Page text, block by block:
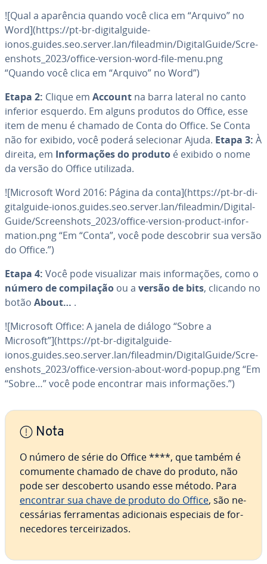
![Qual a aparência quando você clica em “Arquivo” no
Word](https://pt-br-di­gi­tal­guide-
ionos.guides.seo.server.lan/fileadmin/Di­gi­tal­Guide/Scre­
enshots_2023/office-version-word-file-menu.png
“Quando você clica em “Arquivo” no Word”)
Etapa 2: Clique em Account na barra lateral no canto
inferior esquerdo. Em alguns produtos do Office, esse
item de menu é chamado de Conta do Office. Se Conta
não for exibido, você poderá se­le­ci­o­nar Ajuda. Etapa 3: À
direita, em In­for­ma­ções do produto é exibido o nome
da versão do Office utilizada.
![Microsoft Word 2016: Página da conta](https://pt-br-di­
gi­tal­guide-ionos.guides.seo.server.lan/fileadmin/Di­gi­tal­
Guide/Scre­enshots_2023/office-version-product-in­for­
ma­tion.png “Em “Conta”, você pode descobrir sua versão
do Office.”)
Etapa 4: Você pode vi­su­a­li­zar mais in­for­ma­ções, como o
número de com­pi­la­ção ou a versão de bits, clicando no
botão About… .
![Microsoft Office: A janela de diálogo “Sobre a
Microsoft”](https://pt-br-di­gi­tal­guide-
ionos.guides.seo.server.lan/fileadmin/Di­gi­tal­Guide/Scre­
enshots_2023/office-version-about-word-popup.png “Em
“Sobre…” você pode encontrar mais in­for­ma­ções.”)
Nota
O número de série do Office ****, que também é
comumente chamado de chave do produto, não
pode ser des­co­berto usando esse método. Para
encontrar sua chave de produto do Office, são ne­
ces­sá­rias fer­ra­men­tas adi­ci­o­nais especiais de for­
ne­ce­do­res ter­cei­ri­za­dos.